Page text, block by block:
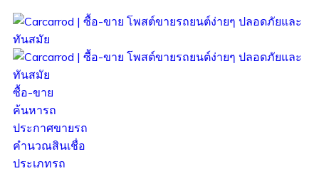
ซื้อ-ขาย
ค้นหารถ
ประกาศขายรถ
คำนวณสินเชื่อ
ประเภทรถ